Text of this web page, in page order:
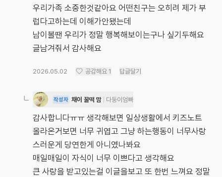
우리가족 소중한것같아요 어떤친구는 오히려 제가 부
럽다고하는데 이해가안됐는데
남이볼땐 우리가 정말 행복해보이는구나 싶기두해요
글남겨줘서 감사해요
2026.05.02 공감해요 1 답글달기
작성자 채이 꿀떡 맘 다둥이엄빠
감사합니다ㅠㅠ 생각해보면 일상생활에서 키즈노트
올라온거보면 너무 귀엽고 그냥 하는행동이 너무사랑
스러운게 당연한게 아니였나봐요
매일매일이 자식이 너무 이쁘다고 생각해요
큰 사랑을 받고있는걸 이글을보고 또 한번 느껴요 정말